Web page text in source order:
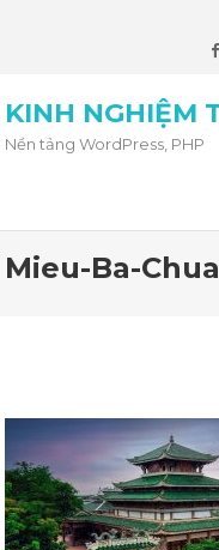
KINH NGHIỆM
Nền tảng WordPress, PHP
Mieu-Ba-